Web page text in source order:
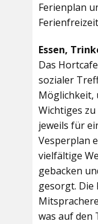
Ferienplan
Essen,
Das
sozialer
Möglichkeit,
Wichtiges
jeweils für
Vesperplan
vielfältige
gebacken
gesorgt. Die
was auf den